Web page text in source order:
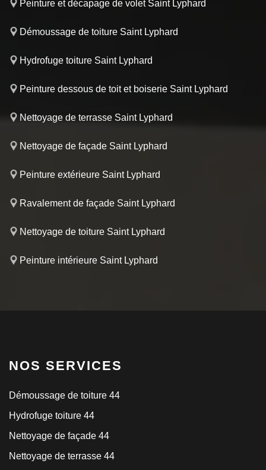
Peinture et décapage de volet Saint Lyphard
Démoussage de toiture Saint Lyphard
Hydrofuge toiture Saint Lyphard
Peinture dessous de toit et boiserie Saint Lyphard
Nettoyage de terrasse Saint Lyphard
Nettoyage de façade Saint Lyphard
Peinture extérieure Saint Lyphard
Ravalement de façade Saint Lyphard
Nettoyage de toiture Saint Lyphard
Peinture intérieure Saint Lyphard
NOS SERVICES
Démoussage de toiture 44
Hydrofuge toiture 44
Nettoyage de façade 44
Nettoyage de terrasse 44